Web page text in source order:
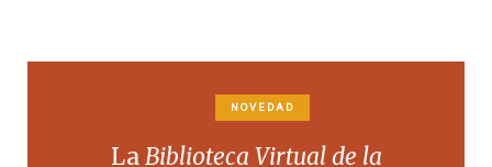
NOVEDAD
LaBiblioteca Virtual de la